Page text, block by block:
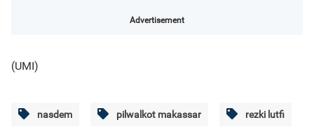
Advertisement
(UMI)
nasdem pilwalkot makassar rezki lutfi